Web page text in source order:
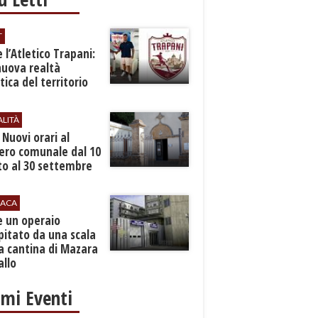
l’Atletico Trapani:
realtà
del territorio
Nuovi orari al
comunale dal 10
al 30 settembre
un operaio
da una scala
cantina di Mazara
Eventi